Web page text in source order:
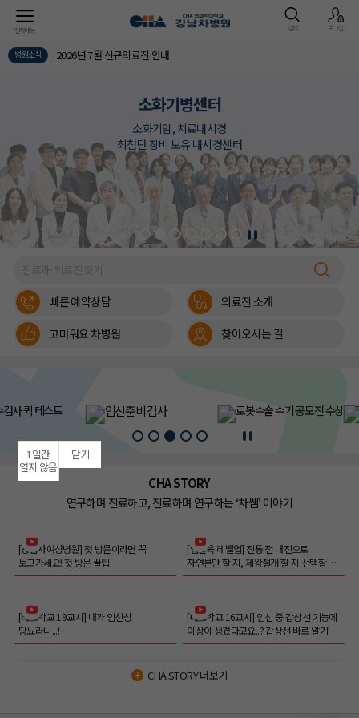
1일간
열지 않음
닫기
전체메뉴 검색 로그인
병원소식 2026년 7월 신규의료진 안내
소화기병센터
소화기암, 치료내시경
최첨단 장비 보유 내시경센터
빠른 예약상담
의료진 소개
고마워요 차병원
찾아오시는 길
CHA STORY
연구하며 진료하고, 진료하며 연구하는 ‘차쌤’ 이야기
[강남차여성병원] 첫 방문이라면 꼭
보고가세요! 첫 방문 꿀팁
[임출육 레벨업] 진통 전 내진으로
자연분만 할 지, 제왕절개 할 지 선택할 수
있나요?
[태교학교 19교시] 내가 임신성
당뇨라니...!
[태교학교 16교시] 임신 중 갑상선 기능에
이상이 생겼다고요..? 갑상선 바로 알기!
CHA STORY 더보기